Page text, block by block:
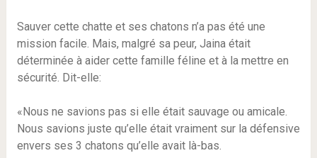
Sauver cette chatte et ses chatons n’a pas été une
mission facile. Mais, malgré sa peur, Jaina était
déterminée à aider cette famille féline et à la mettre en
sécurité. Dit-elle:
«Nous ne savions pas si elle était sauvage ou amicale.
Nous savions juste qu’elle était vraiment sur la défensive
envers ses 3 chatons qu’elle avait là-bas.